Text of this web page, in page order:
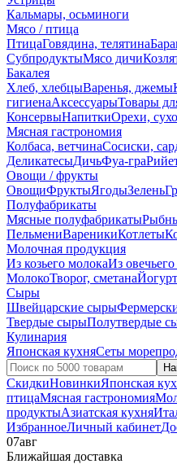
Кальмары, осьминоги
Мясо / птица
ПтицаГовядина, телятина
СубпродуктыМясо дичи
Бакалея
Хлеб, хлебцыВаренья, джемы
гигиенаАксессуарыТовары
КонсервыНапиткиОрехи,
Мясная гастрономия
Колбаса, ветчинаСосиски,
ДеликатесыДичьФуа-гра
Овощи / фрукты
ОвощиФруктыЯгодыЗелень
Полуфабрикаты
Мясные полуфабрикаты
ПельмениВареникиКотлеты
Молочная продукция
Из козьего молокаИз
МолокоТворог, сметана
Сыры
Швейцарские сыры
Твердые сырыПолутвердые
Кулинария
Японская кухняСеты
СкидкиНовинкиЯпонская
птицаМясная гастрономия
продуктыАзиатская кухня
ИзбранноеЛичный кабинет
07авг
Ближайшая доставка